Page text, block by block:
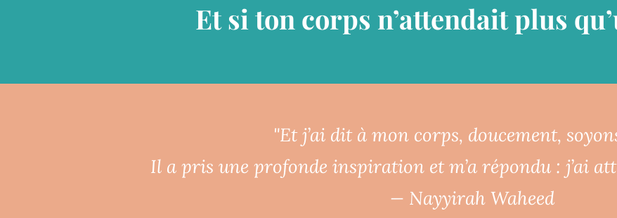
Et si ton corps n’attendait plus
"Et j’ai dit à mon corps, doucement,
Il a pris une profonde inspiration et m’a répondu : j’ai
— Nayyirah Waheed